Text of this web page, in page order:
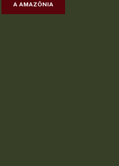
A AMAZÔNIA